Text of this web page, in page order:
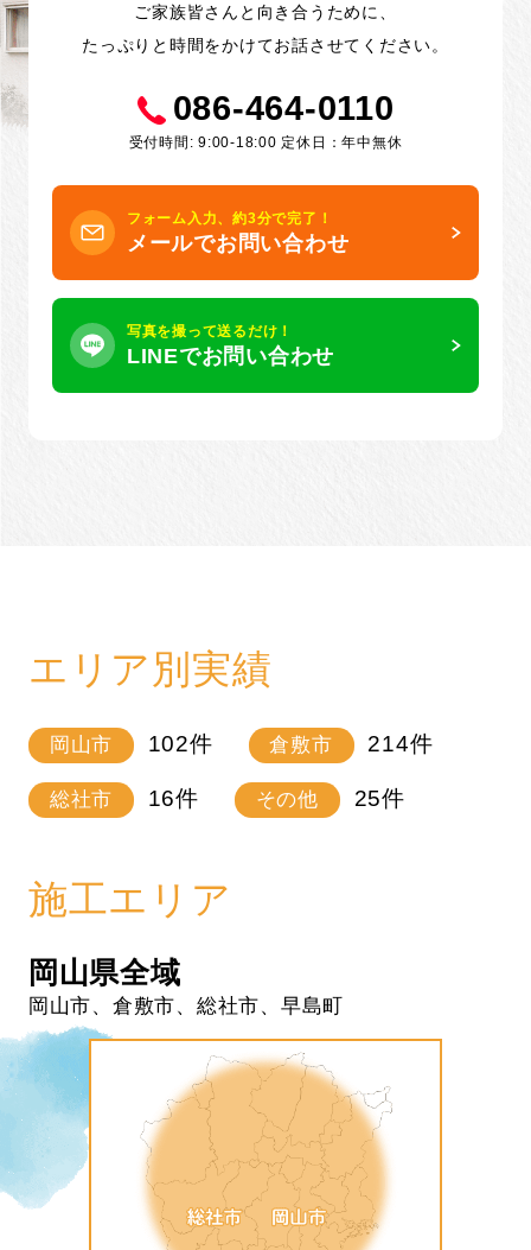
ご家族皆さんと向き合うために、
たっぷりと時間をかけてお話させてください。
086-464-0110
受付時間: 9:00-18:00 定休日：年中無休
フォーム入力、約3分で完了！
メールでお問い合わせ
写真を撮って送るだけ！
LINEでお問い合わせ
エリア別実績
岡山市 102件 倉敷市 214件
総社市 16件 その他 25件
施工エリア
岡山県全域
岡山市、倉敷市、総社市、早島町